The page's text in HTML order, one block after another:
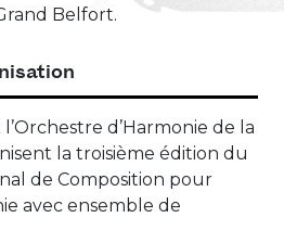
Belfort.
d’Harmonie de la
la troisième édition du
de Composition pour
avec ensemble de